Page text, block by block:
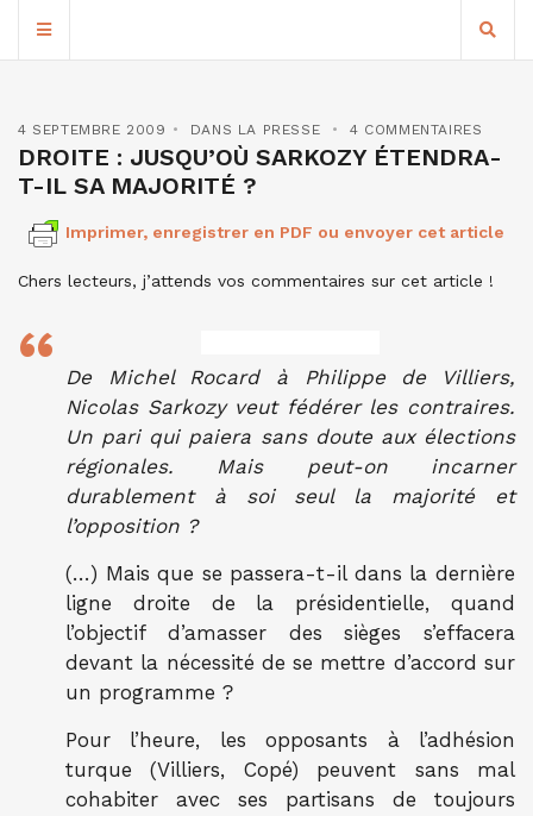
4 SEPTEMBRE 2009 DANS LA PRESSE 4 COMMENTAIRES
DROITE : JUSQU’OÙ SARKOZY ÉTENDRA-
T-IL SA MAJORITÉ ?
Imprimer, enregistrer en PDF ou envoyer cet article
Chers lecteurs, j’attends vos commentaires sur cet article !
De Michel Rocard à Philippe de Villiers,
Nicolas Sarkozy veut fédérer les contraires.
Un pari qui paiera sans doute aux élections
régionales. Mais peut-on incarner
durablement à soi seul la majorité et
l’opposition ?
(…) Mais que se passera-t-il dans la dernière
ligne droite de la présidentielle, quand
l’objectif d’amasser des sièges s’effacera
devant la nécessité de se mettre d’accord sur
un programme ?
Pour l’heure, les opposants à l’adhésion
turque (Villiers, Copé) peuvent sans mal
cohabiter avec ses partisans de toujours